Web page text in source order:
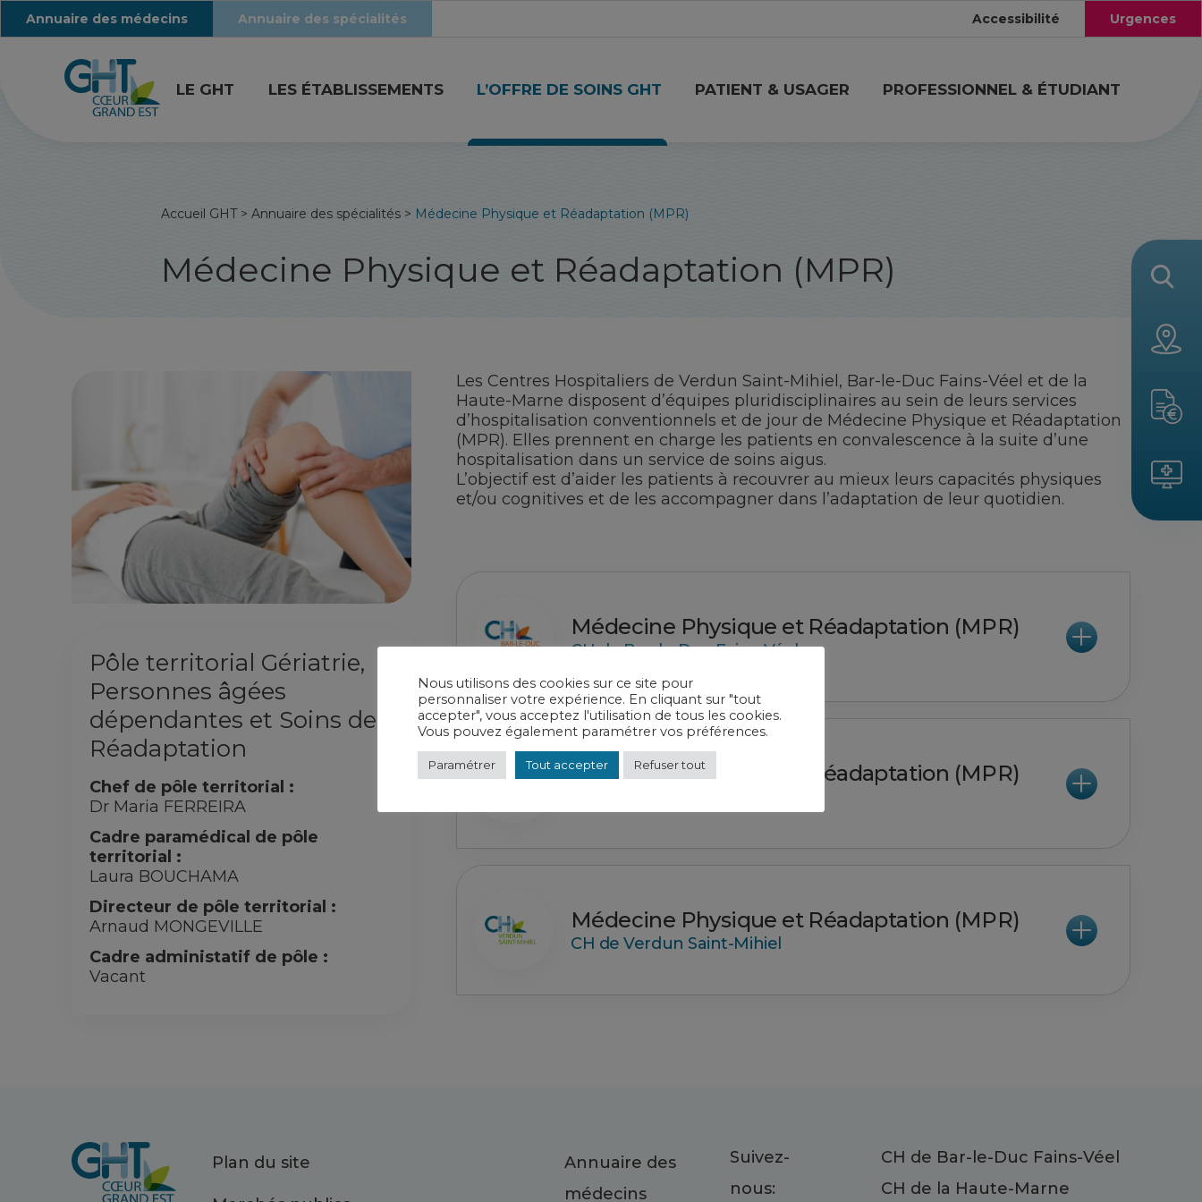
Annuaire des médecins Annuaire des spécialités Accessibilité Urgences
LE GHT LES ÉTABLISSEMENTS L’OFFRE DE SOINS GHT PATIENT & USAGER PROFESSIONNEL & ÉTUDIANT
Accueil GHT> Annuaire des spécialités > Médecine Physique et Réadaptation (MPR)
Médecine Physique et Réadaptation (MPR)
Pôle territorial Gériatrie,
Personnes âgées
dépendantes et Soins de
Réadaptation
Chef de pôle territorial :
Dr Maria FERREIRA
Cadre paramédical de pôle
territorial :
Laura BOUCHAMA
Directeur de pôle territorial :
Arnaud MONGEVILLE
Cadre administatif de pôle :
Vacant
Les Centres Hospitaliers de Verdun Saint-Mihiel, Bar-le-Duc Fains-Véel et de la
Haute-Marne disposent d’équipes pluridisciplinaires au sein de leurs services
d’hospitalisation conventionnels et de jour de Médecine Physique et Réadaptation
(MPR). Elles prennent en charge les patients en convalescence à la suite d’une
hospitalisation dans un service de soins aigus.
L’objectif est d’aider les patients à recouvrer au mieux leurs capacités physiques
et/ou cognitives et de les accompagner dans l’adaptation de leur quotidien.
Médecine Physique et Réadaptation (MPR)
CH de Bar-le-Duc Fains-Véel
Médecine Physique et Réadaptation (MPR)
Médecine Physique et Réadaptation (MPR)
CH de Verdun Saint-Mihiel
Plan du site
Annuaire des
médecins
Suivez-
nous:
CH de Bar-le-Duc Fains-Véel
CH de la Haute-Marne
Nous utilisons des cookies sur ce site pour
personnaliser votre expérience. En cliquant sur "tout
accepter", vous acceptez l'utilisation de tous les cookies.
Vous pouvez également paramétrer vos préférences.
Paramétrer Tout accepter Refuser tout